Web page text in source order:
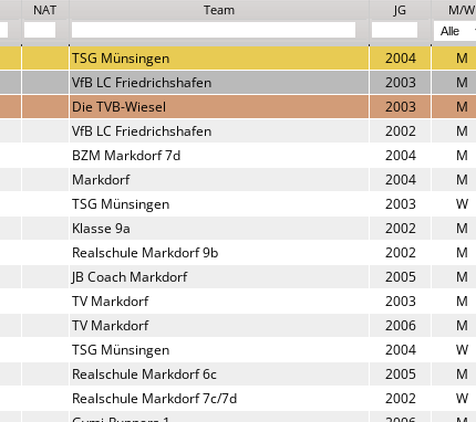
NAT Team JG M/W
TSG Münsingen 2004 M
VfB LC Friedrichshafen 2003 M
Die TVB-Wiesel 2003 M
VfB LC Friedrichshafen 2002 M
BZM Markdorf 7d 2004 M
Markdorf 2004 M
TSG Münsingen 2003 W
Klasse 9a 2002 M
Realschule Markdorf 9b 2002 M
JB Coach Markdorf 2005 M
TV Markdorf 2003 M
TV Markdorf 2006 M
TSG Münsingen 2004 W
Realschule Markdorf 6c 2005 M
Realschule Markdorf 7c/7d 2002 W